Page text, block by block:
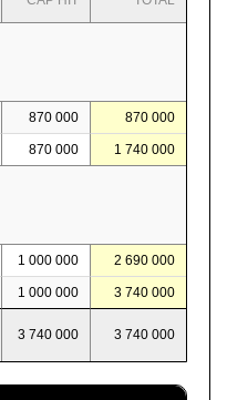
870 000 870 000
870 000 1 740 000
1 000 000 2 690 000
1 000 000 3 740 000
3 740 000 3 740 000